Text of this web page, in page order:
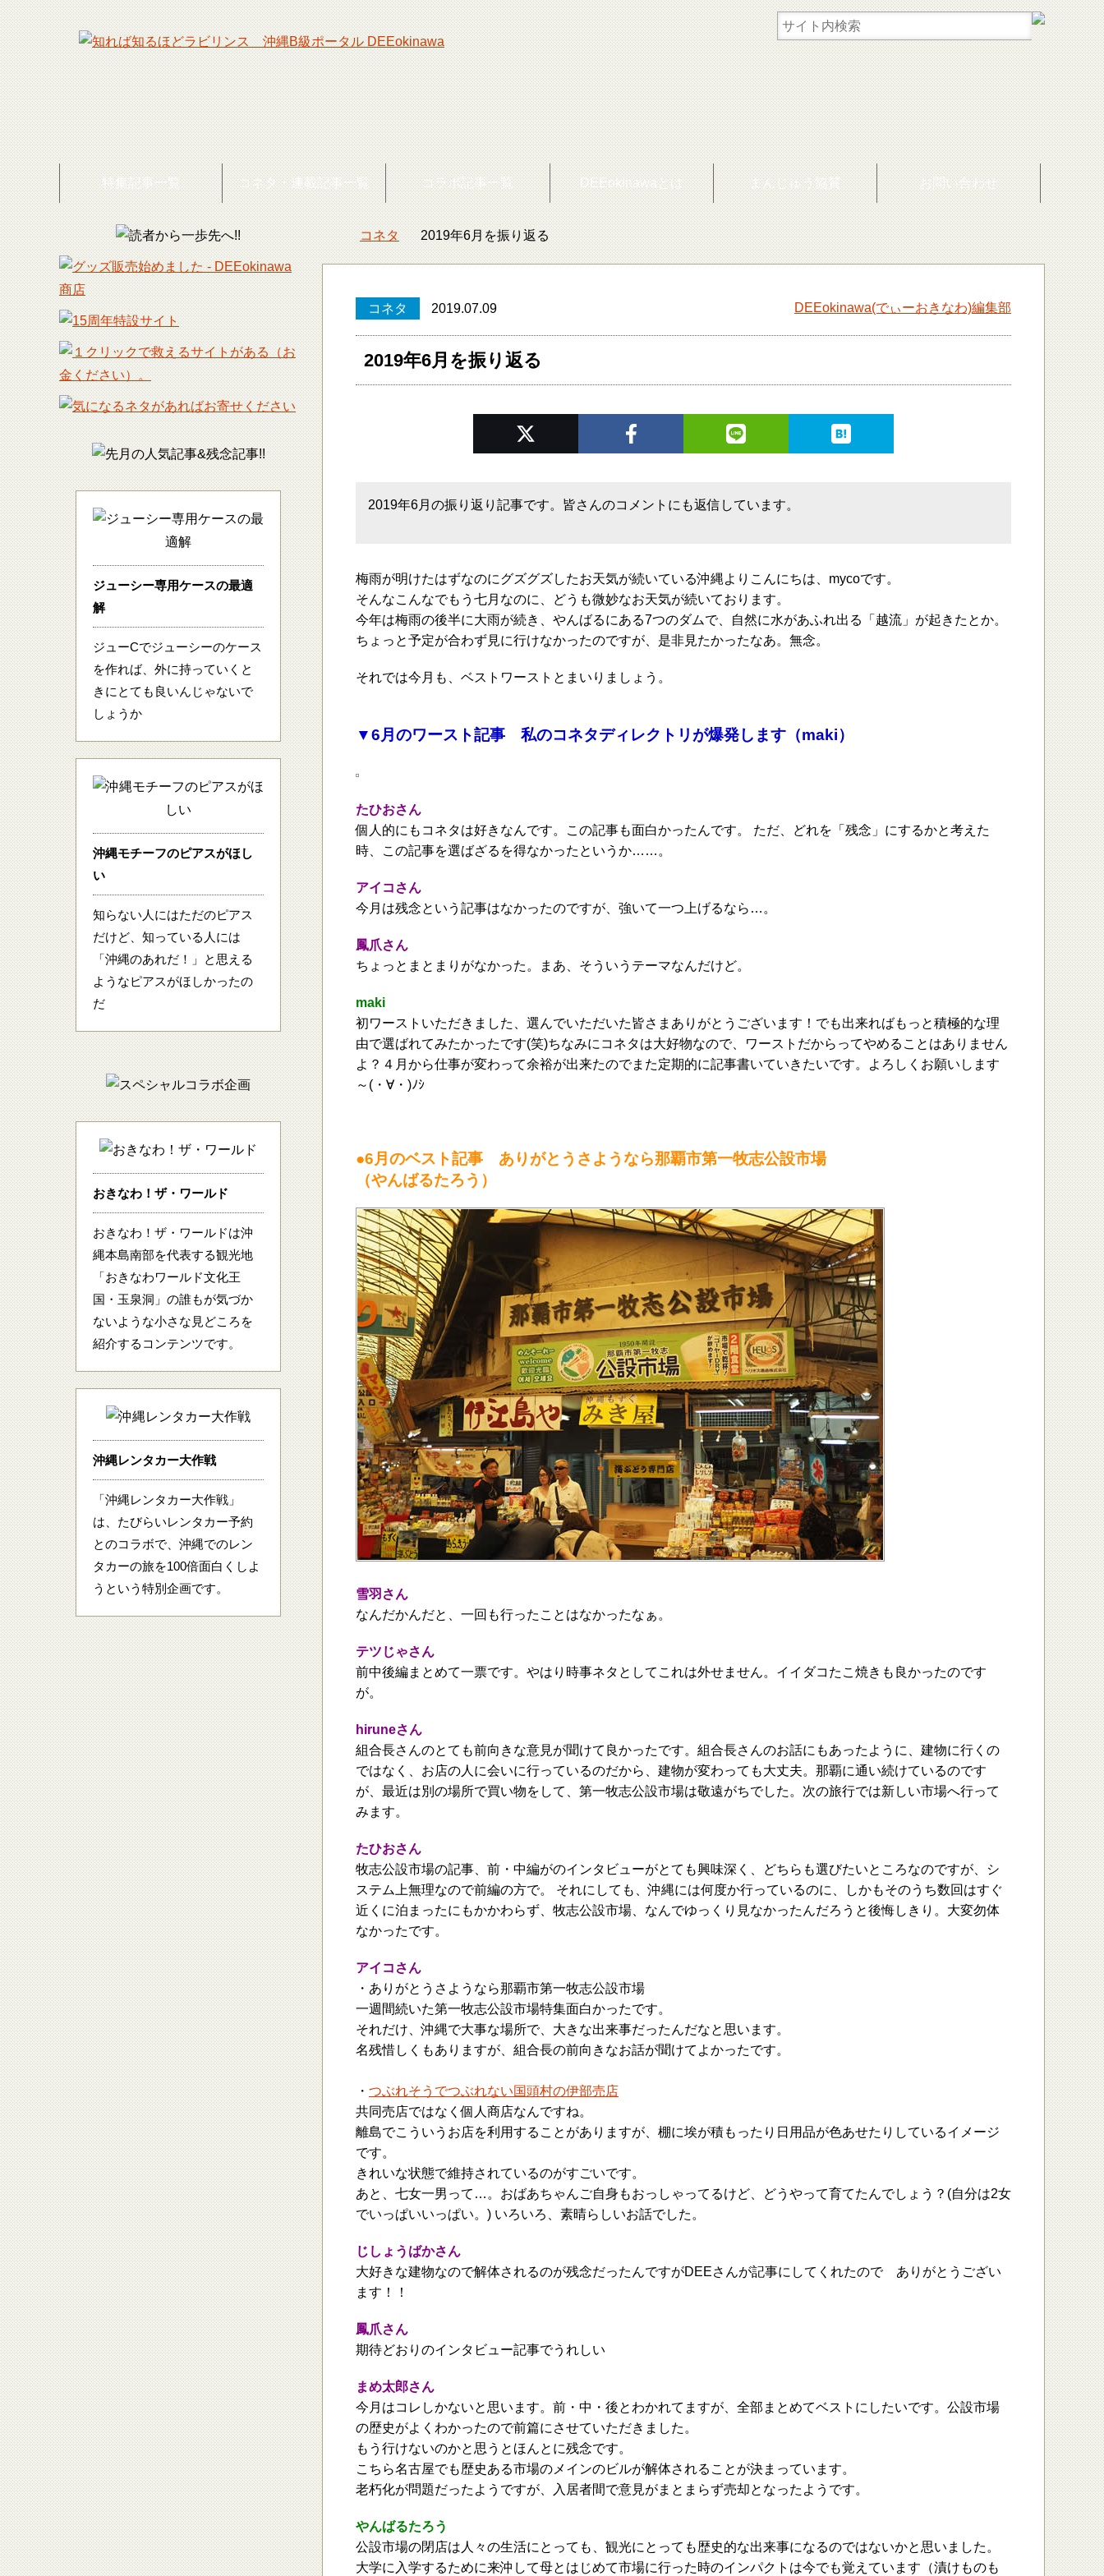
特集記事一覧 コネタ・連載記事一覧 コラボ記事一覧 DEEokinawaとは まんじゅう協賛 お問い合わせ
DEEokinawaトップ
コネタ 2019年6月を振り返る
コネタ 2019.07.09 DEEokinawa(でぃーおきなわ)編集部
2019年6月を振り返る
2019年6月の振り返り記事です。皆さんのコメントにも返信しています。
梅雨が明けたはずなのにグズグズしたお天気が続いている沖縄よりこんにちは、mycoです。
そんなこんなでもう七月なのに、どうも微妙なお天気が続いております。
今年は梅雨の後半に大雨が続き、やんばるにある7つのダムで、自然に水があふれ出る「越流」が起きたとか。
ちょっと予定が合わず見に行けなかったのですが、是非見たかったなあ。無念。
それでは今月も、ベストワーストとまいりましょう。
▼6月のワースト記事 私のコネタディレクトリが爆発します（maki）
たひおさん
個人的にもコネタは好きなんです。この記事も面白かったんです。 ただ、どれを「残念」にするかと考えた
時、この記事を選ばざるを得なかったというか……。
アイコさん
今月は残念という記事はなかったのですが、強いて一つ上げるなら…。
鳳爪さん
ちょっとまとまりがなかった。まあ、そういうテーマなんだけど。
maki
初ワーストいただきました、選んでいただいた皆さまありがとうございます！でも出来ればもっと積極的な理
由で選ばれてみたかったです(笑)ちなみにコネタは大好物なので、ワーストだからってやめることはありません
よ？４月から仕事が変わって余裕が出来たのでまた定期的に記事書いていきたいです。よろしくお願いします
～(・∀・)ﾉｼ
●6月のベスト記事 ありがとうさようなら那覇市第一牧志公設市場
（やんばるたろう）
雪羽さん
なんだかんだと、一回も行ったことはなかったなぁ。
テツじゃさん
前中後編まとめて一票です。やはり時事ネタとしてこれは外せません。イイダコたこ焼きも良かったのです
が。
hiruneさん
組合長さんのとても前向きな意見が聞けて良かったです。組合長さんのお話にもあったように、建物に行くの
ではなく、お店の人に会いに行っているのだから、建物が変わっても大丈夫。那覇に通い続けているのです
が、最近は別の場所で買い物をして、第一牧志公設市場は敬遠がちでした。次の旅行では新しい市場へ行って
みます。
たひおさん
牧志公設市場の記事、前・中編がのインタビューがとても興味深く、どちらも選びたいところなのですが、シ
ステム上無理なので前編の方で。 それにしても、沖縄には何度か行っているのに、しかもそのうち数回はすぐ
近くに泊まったにもかかわらず、牧志公設市場、なんでゆっくり見なかったんだろうと後悔しきり。大変勿体
なかったです。
アイコさん
・ありがとうさようなら那覇市第一牧志公設市場
一週間続いた第一牧志公設市場特集面白かったです。
それだけ、沖縄で大事な場所で、大きな出来事だったんだなと思います。
名残惜しくもありますが、組合長の前向きなお話が聞けてよかったです。
・つぶれそうでつぶれない国頭村の伊部売店
共同売店ではなく個人商店なんですね。
離島でこういうお店を利用することがありますが、棚に埃が積もったり日用品が色あせたりしているイメージ
です。
きれいな状態で維持されているのがすごいです。
あと、七女一男って…。おばあちゃんご自身もおっしゃってるけど、どうやって育てたんでしょう？(自分は2女
でいっぱいいっぱい。) いろいろ、素晴らしいお話でした。
じしょうばかさん
大好きな建物なので解体されるのが残念だったんですがDEEさんが記事にしてくれたので ありがとうござい
ます！！
鳳爪さん
期待どおりのインタビュー記事でうれしい
まめ太郎さん
今月はコレしかないと思います。前・中・後とわかれてますが、全部まとめてベストにしたいです。公設市場
の歴史がよくわかったので前篇にさせていただきました。
もう行けないのかと思うとほんとに残念です。
こちら名古屋でも歴史ある市場のメインのビルが解体されることが決まっています。
老朽化が問題だったようですが、入居者間で意見がまとまらず売却となったようです。
やんばるたろう
公設市場の閉店は人々の生活にとっても、観光にとっても歴史的な出来事になるのではないかと思いました。
大学に入学するために来沖して母とはじめて市場に行った時のインパクトは今でも覚えています（漬けものも
ジューシー専用ケースの最適
解
ジューCでジューシーのケース
を作れば、外に持っていくと
きにとても良いんじゃないで
しょうか
沖縄モチーフのピアスがほし
い
知らない人にはただのピアス
だけど、知っている人には
「沖縄のあれだ！」と思える
ようなピアスがほしかったの
だ
おきなわ！ザ・ワールド
おきなわ！ザ・ワールドは沖
縄本島南部を代表する観光地
「おきなわワールド文化王
国・玉泉洞」の誰もが気づか
ないような小さな見どころを
紹介するコンテンツです。
沖縄レンタカー大作戦
「沖縄レンタカー大作戦」
は、たびらいレンタカー予約
とのコラボで、沖縄でのレン
タカーの旅を100倍面白くしよ
うという特別企画です。